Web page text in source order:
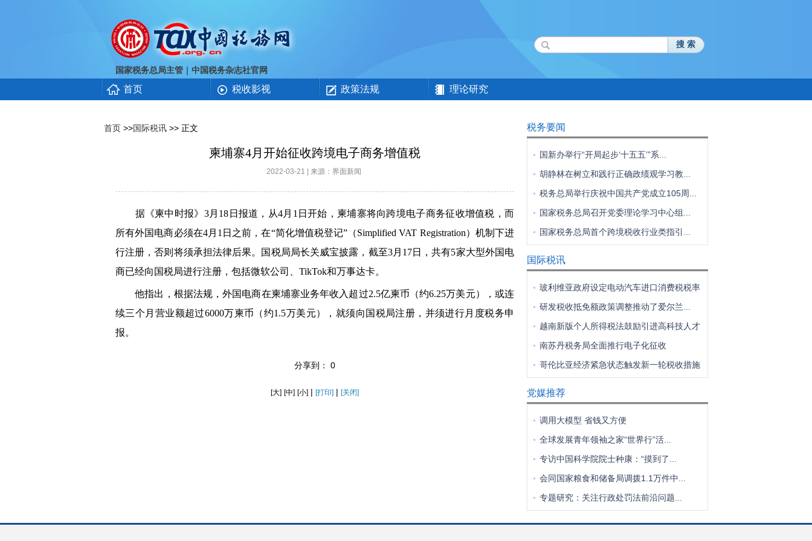
国家税务总局主管 ｜ 中国税务杂志社官网
搜 索
首页 税收影视 政策法规 理论研究
首页 >>国际税讯 >> 正文
柬埔寨4月开始征收跨境电子商务增值税
2022-03-21 | 来源：界面新闻
据《柬中时报》3月18日报道，从4月1日开始，柬埔寨将向跨境电子商务征收增值税，而
所有外国电商必须在4月1日之前，在“简化增值税登记”（Simplified VAT Registration）机制下进
行注册，否则将须承担法律后果。国税局局长关威宝披露，截至3月17日，共有5家大型外国电
商已经向国税局进行注册，包括微软公司、TikTok和万事达卡。
他指出，根据法规，外国电商在柬埔寨业务年收入超过2.5亿柬币（约6.25万美元），或连
续三个月营业额超过6000万柬币（约1.5万美元），就须向国税局注册，并须进行月度税务申
报。
分享到： 0
[大] [中] [小] | [打印] | [关闭]
税务要闻
国新办举行“开局起步‘十五五’”系...
胡静林在树立和践行正确政绩观学习教...
税务总局举行庆祝中国共产党成立105周...
国家税务总局召开党委理论学习中心组...
国家税务总局首个跨境税收行业类指引...
国际税讯
玻利维亚政府设定电动汽车进口消费税税率
研发税收抵免额政策调整推动了爱尔兰...
越南新版个人所得税法鼓励引进高科技人才
南苏丹税务局全面推行电子化征收
哥伦比亚经济紧急状态触发新一轮税收措施
党媒推荐
调用大模型 省钱又方便
全球发展青年领袖之家“世界行”活...
专访中国科学院院士种康：“摸到了...
会同国家粮食和储备局调拨1.1万件中...
专题研究：关注行政处罚法前沿问题...